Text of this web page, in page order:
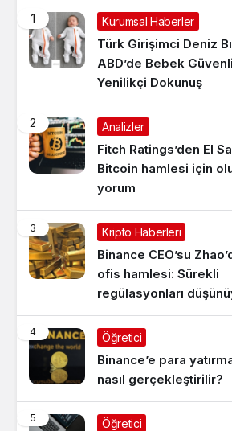
1 Kurumsal Haberler
Türk Girişimci Deniz
ABD’de Bebek
Yenilikçi Dokunuş
2 Analizler
Fitch Ratings’den El
Bitcoin hamlesi için
yorum
3 Kripto Haberleri
Binance CEO’su
ofis hamlesi: Sürekli
regülasyonları
4 Öğretici
Binance’e para
nasıl gerçekleştirilir?
5 Öğretici